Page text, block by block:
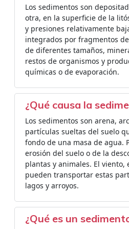
Los sedimentos son
otra, en la superficie de la
y presiones relativamente
integrados por fragmentos
de diferentes tamaños,
restos de organismos y
químicas o de evaporación.
¿Qué causa la
Los sedimentos son arena,
partículas sueltas del suelo
fondo de una masa de agua.
erosión del suelo o de la
plantas y animales. El viento,
pueden transportar estas
lagos y arroyos.
¿Qué es un